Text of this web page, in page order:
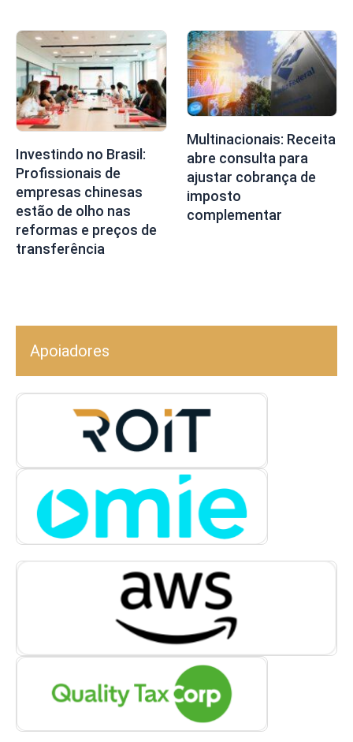
Investindo no Brasil:
Profissionais de
empresas chinesas
estão de olho nas
reformas e preços de
transferência
Multinacionais: Receita
abre consulta para
ajustar cobrança de
imposto
complementar
Apoiadores